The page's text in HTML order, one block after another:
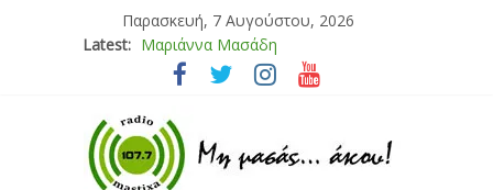
Παρασκευή, 7 Αυγούστου, 2026
Latest: Μαριάννα Μασάδη
Τάνια Μπρεάζου
Μάνος Τρυπιάς & Γιώργος Στρατάκης
Ιορδάνης Αγαπητός